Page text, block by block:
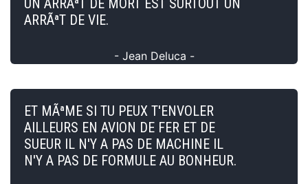
ARRÃªT DE VIE.
- Jean Deluca -
ET MÃªME SI TU PEUX T'ENVOLER
AILLEURS EN AVION DE FER ET DE
SUEUR IL N'Y A PAS DE MACHINE IL
N'Y A PAS DE FORMULE AU BONHEUR.